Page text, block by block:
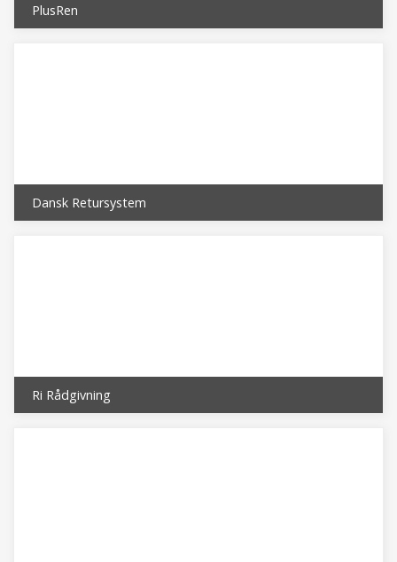
PlusRen
Dansk Retursystem
Ri Rådgivning